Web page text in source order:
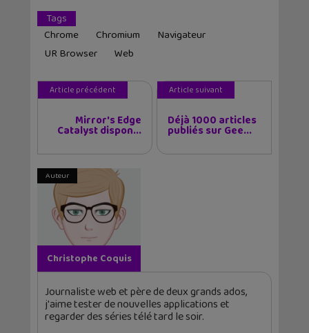
Tags
Chrome
Chromium
Navigateur
UR Browser
Web
Article précédent
Mirror's Edge
Catalyst dispon...
Article suivant
Déjà 1000 articles
publiés sur Gee...
Auteur
Christophe Coquis
Journaliste web et père de deux grands ados,
j'aime tester de nouvelles applications et
regarder des séries télé tard le soir.